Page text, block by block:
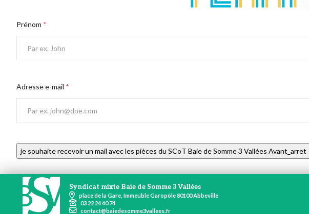
Prénom *
Adresse e-mail *
je souhaite recevoir un mail avec les pièces du SCoT Baie de Somme 3 Vallées Avant_arret
Syndicat mixte Baie de Somme 3 Vallées
place de la Gare, Immeuble Garopôle 80100 Abbeville
03 22 24 40 74
contact@baiedesomme3vallees.fr